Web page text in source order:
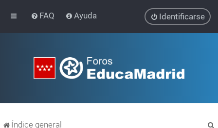
FAQ Ayuda Identificarse
Índice general